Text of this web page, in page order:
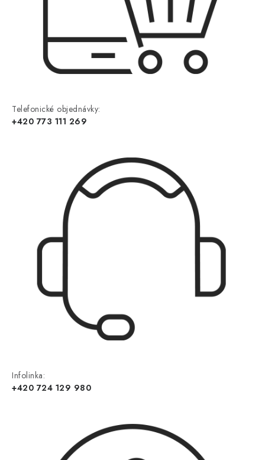
Telefonické objednávky:
+420 773 111 269
Infolinka:
+420 724 129 980